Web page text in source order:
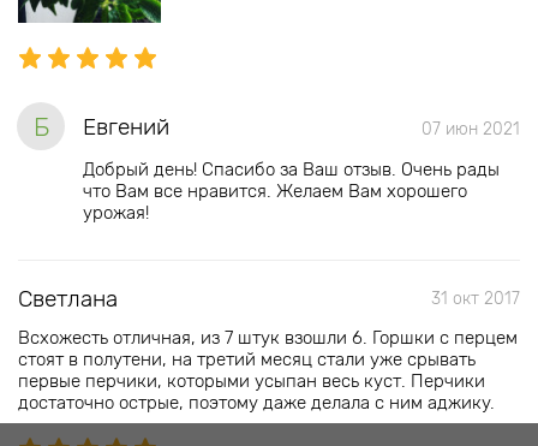
Б Евгений 07 июн 2021
Добрый день! Спасибо за Ваш отзыв. Очень рады
что Вам все нравится. Желаем Вам хорошего
урожая!
Светлана 31 окт 2017
Всхожесть отличная, из 7 штук взошли 6. Горшки с перцем
стоят в полутени, на третий месяц стали уже срывать
первые перчики, которыми усыпан весь куст. Перчики
достаточно острые, поэтому даже делала с ним аджику.